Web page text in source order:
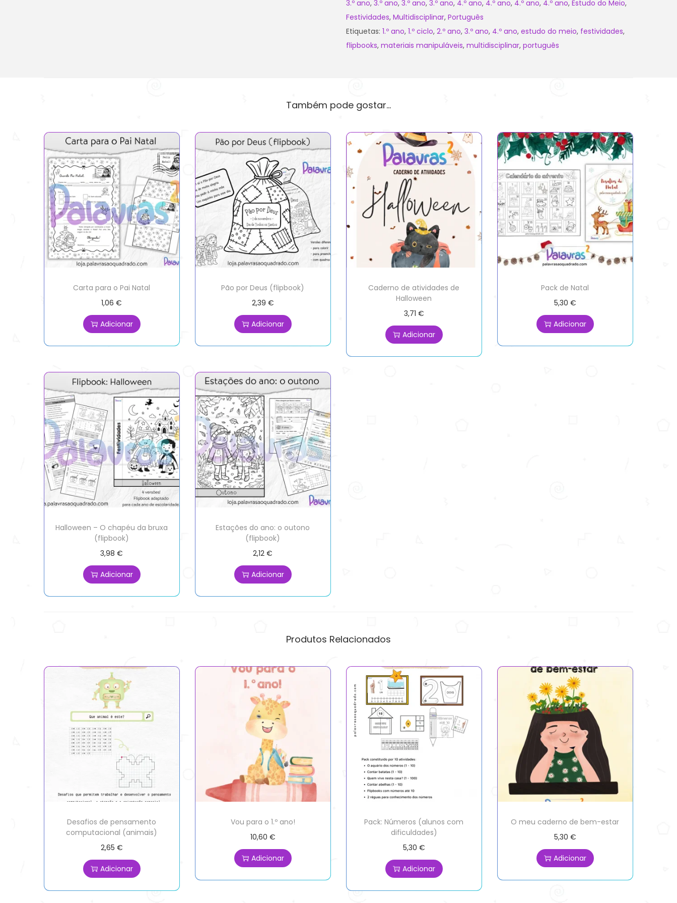
3.º ano, 3.º ano, 3.º ano, 3.º ano, 4.º ano, 4.º ano, 4.º ano, 4.º ano, Estudo do Meio,
Festividades, Multidisciplinar, Português
Etiquetas: 1.º ano, 1.º ciclo, 2.º ano, 3.º ano, 4.º ano, estudo do meio, festividades,
flipbooks, materiais manipuláveis, multidisciplinar, português
Também pode gostar…
Carta para o Pai Natal
1,06€
Adicionar
Pão por Deus (flipbook)
2,39 €
Adicionar
Caderno de atividades de
Halloween
3,71 €
Adicionar
Pack de Natal
5,30 €
Adicionar
Halloween – O chapéu da bruxa
(flipbook)
3,98€
Adicionar
Estações do ano: o outono
(flipbook)
2,12€
Adicionar
Produtos Relacionados
Desafios de pensamento
computacional (animais)
2,65 €
Adicionar
Vou para o 1.º ano!
10,60 €
Adicionar
Pack: Números (alunos com
dificuldades)
5,30 €
Adicionar
O meu caderno de bem-estar
5,30 €
Adicionar